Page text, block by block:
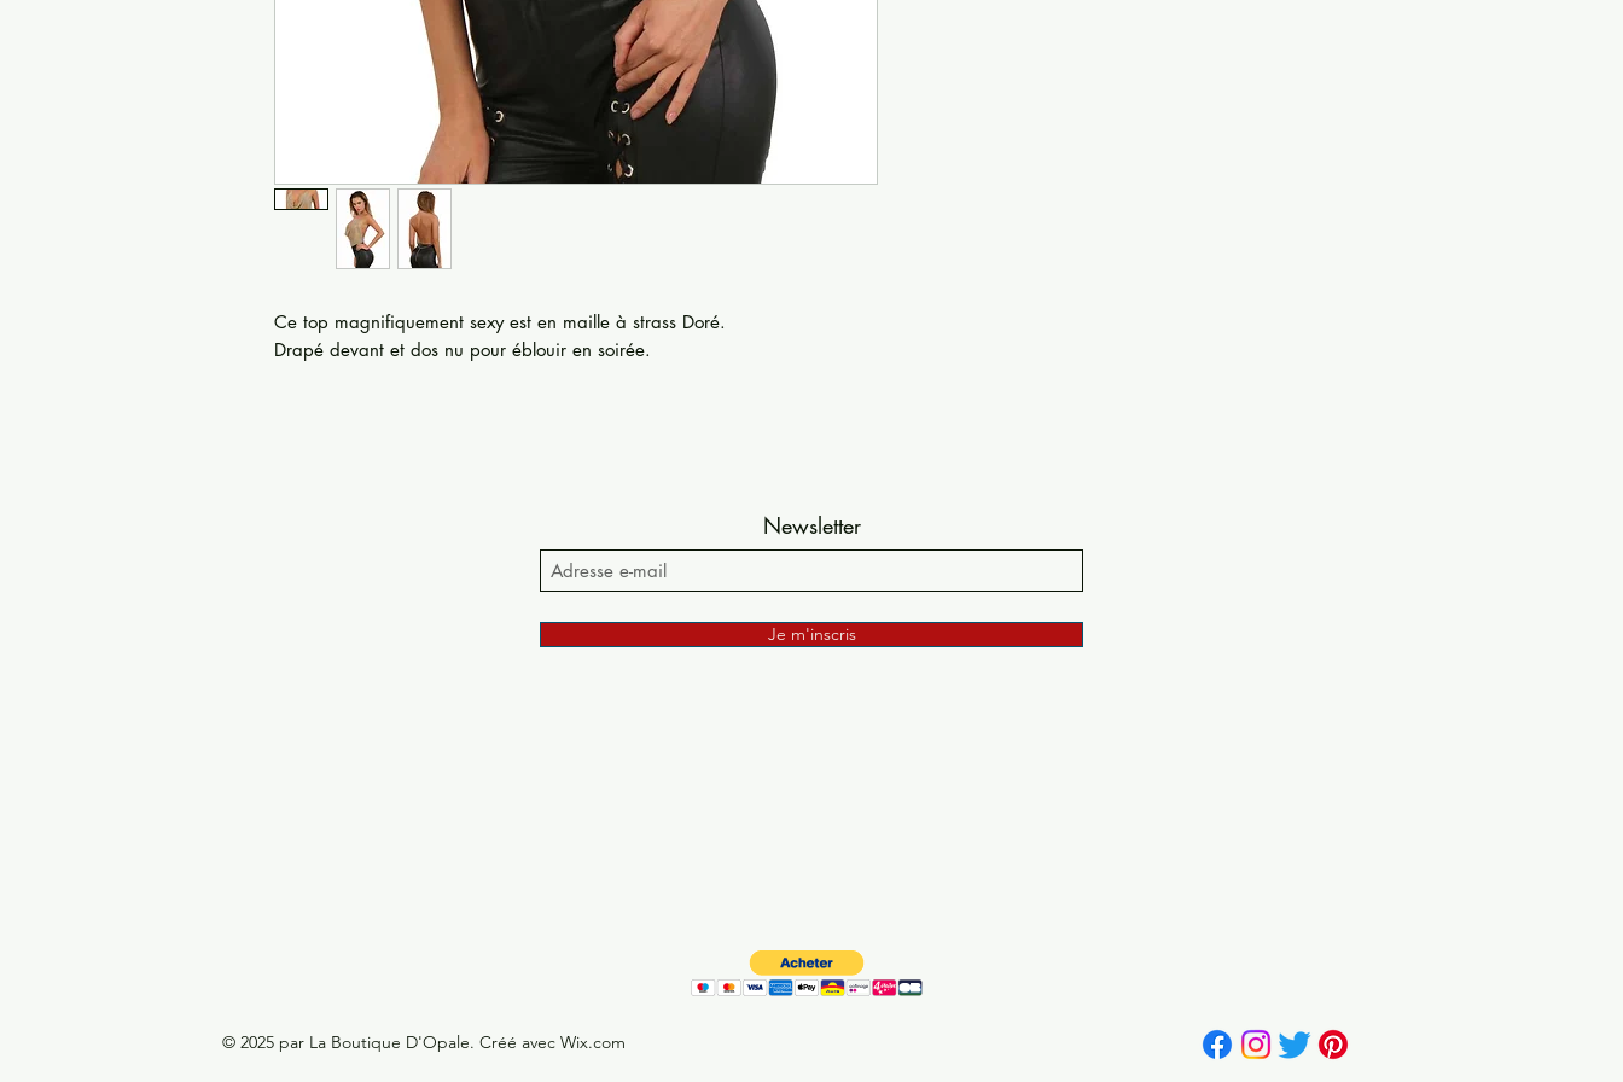
Ce top magnifiquement sexy est en maille à strass Doré.
Drapé devant et dos nu pour éblouir en soirée.
Newsletter
Je m'inscris
© 2025 par La Boutique D'Opale. Créé avec Wix.com